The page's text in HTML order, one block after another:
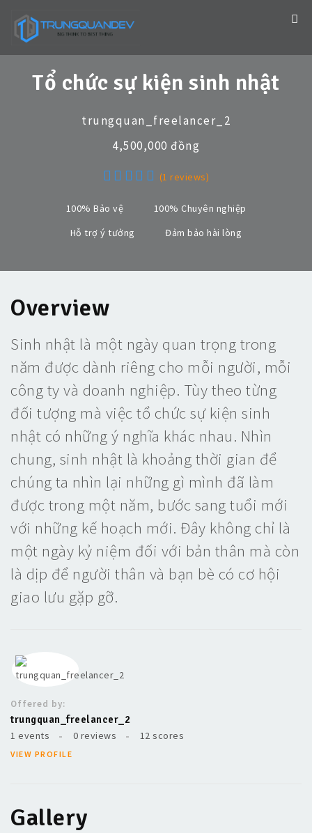
Tổ chức sự kiện sinh nhật
trungquan_freelancer_2
4,500,000 đồng
(1 reviews)
100% Bảo vệ
100% Chuyên nghiệp
Hỗ trợ ý tưởng
Đảm bảo hài lòng
Overview
Sinh nhật là một ngày quan trọng trong
năm được dành riêng cho mỗi người, mỗi
công ty và doanh nghiệp. Tùy theo từng
đối tượng mà việc tổ chức sự kiện sinh
nhật có những ý nghĩa khác nhau. Nhìn
chung, sinh nhật là khoảng thời gian để
chúng ta nhìn lại những gì mình đã làm
được trong một năm, bước sang tuổi mới
với những kế hoạch mới. Đây không chỉ là
một ngày kỷ niệm đối với bản thân mà còn
là dịp để người thân và bạn bè có cơ hội
giao lưu gặp gỡ.
Offered by:
trungquan_freelancer_2
1 events
0 reviews 12 scores
VIEW PROFILE
Gallery